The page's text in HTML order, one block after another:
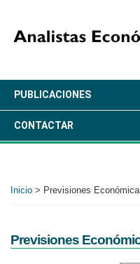
contenido
PUBLICACIONES
CONTACTAR
Inicio > Previsiones
Previsiones